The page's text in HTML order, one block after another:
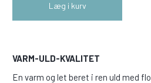
Læg i kurv
VARM-ULD-KVALITET
En varm og let beret i ren uld med